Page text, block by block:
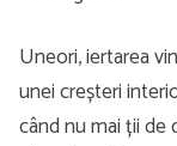
Uneori, iertarea
unei creșteri
când nu mai ții